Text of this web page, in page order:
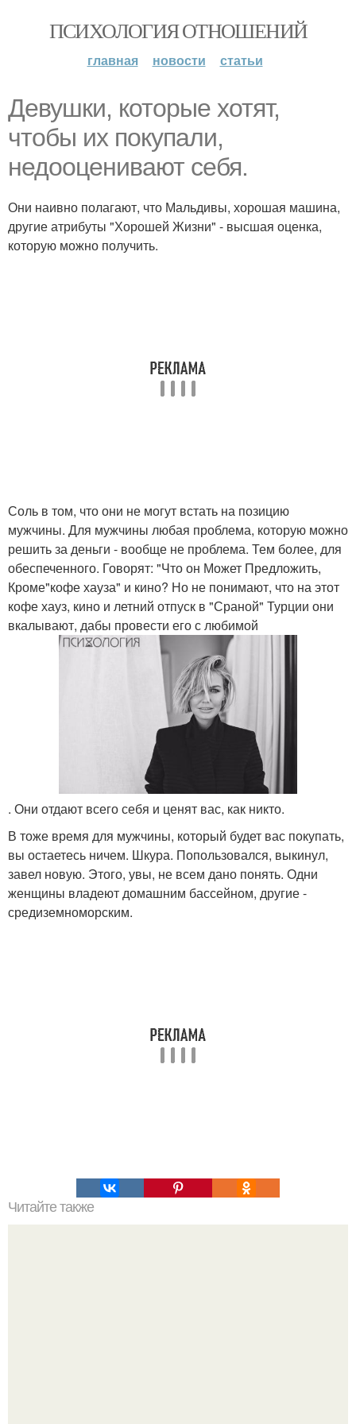
ПСИХОЛОГИЯ ОТНОШЕНИЙ
главная новости статьи
Девушки, которые хотят,
чтобы их покупали,
недооценивают себя.
Они наивно полагают, что Мальдивы, хорошая машина,
другие атрибуты "Хорошей Жизни" - высшая оценка,
которую можно получить.
Соль в том, что они не могут встать на позицию
мужчины. Для мужчины любая проблема, которую можно
решить за деньги - вообще не проблема. Тем более, для
обеспеченного. Говорят: "Что он Может Предложить,
Кроме"кофе хауза" и кино? Но не понимают, что на этот
кофе хауз, кино и летний отпуск в "Сраной" Турции они
вкалывают, дабы провести его с любимой
. Они отдают всего себя и ценят вас, как никто.
В тоже время для мужчины, который будет вас покупать,
вы остаетесь ничем. Шкура. Попользовался, выкинул,
завел новую. Этого, увы, не всем дано понять. Одни
женщины владеют домашним бассейном, другие -
средиземноморским.
Читайте также